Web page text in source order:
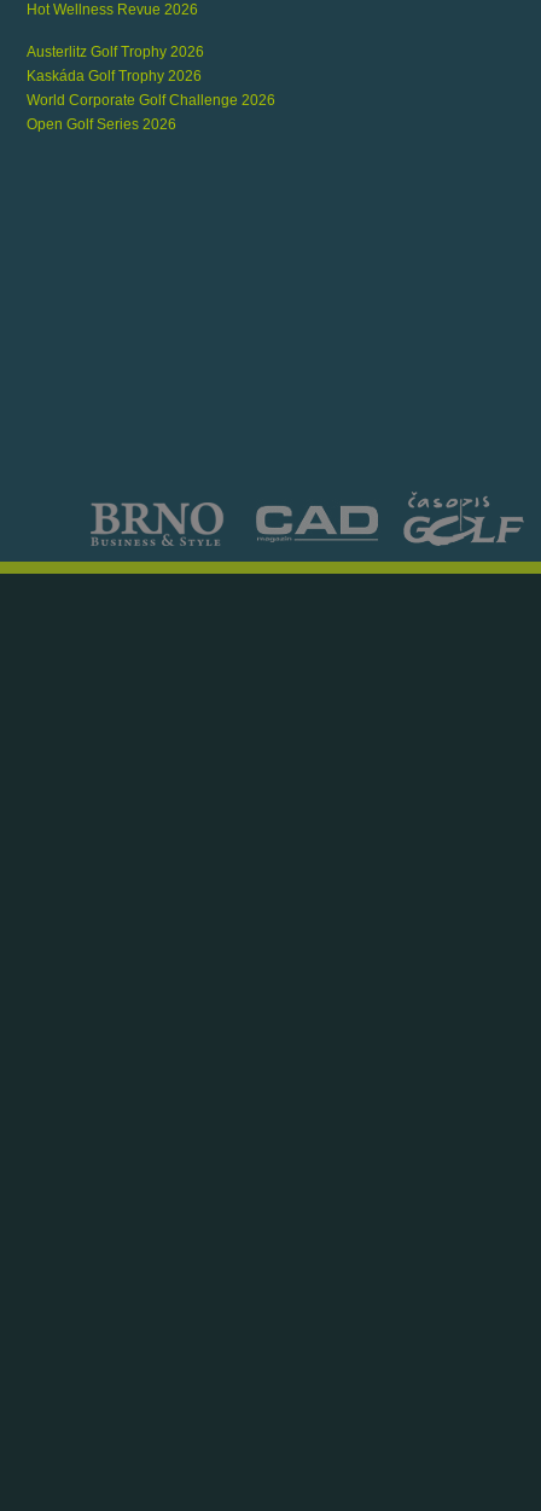
Hot Wellness Revue 2026
Austerlitz Golf Trophy 2026
Kaskáda Golf Trophy 2026
World Corporate Golf Challenge 2026
Open Golf Series 2026